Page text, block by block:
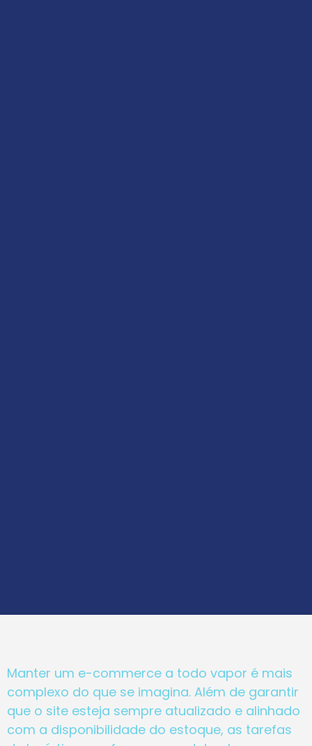
Manter um e-commerce a todo vapor é mais
complexo do que se imagina. Além de garantir
que o site esteja sempre atualizado e alinhado
com a disponibilidade do estoque, as tarefas